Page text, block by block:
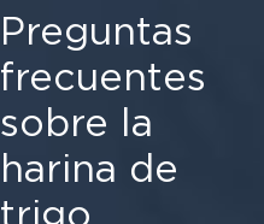
Preguntas
frecuentes
sobre la
harina de
trigo